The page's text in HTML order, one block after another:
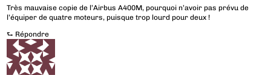
Très mauvaise copie de l’Airbus A400M, pourquoi n’avoir pas prévu de
l’équiper de quatre moteurs, puisque trop lourd pour deux !
⮑ Répondre